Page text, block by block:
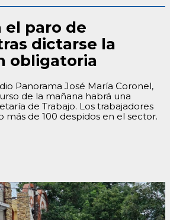
el paro de
dictarse la
obligatoria
Panorama José María Coronel,
de la mañana habrá una
de Trabajo. Los trabajadores
de 100 despidos en el sector.